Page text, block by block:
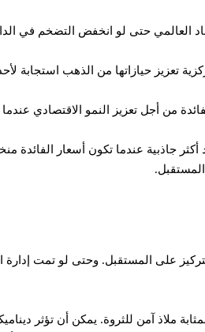
العالمي حتى لو انخفض التضخم في
تعزيز حيازاتها من الذهب استجابة
من أجل تعزيز النمو الاقتصادي
جاذبية عندما تكون أسعار الفائدة
التركيز على المستقبل. وحتى لو تمت
ملاذ آمن للثروة. يمكن أن تؤثر